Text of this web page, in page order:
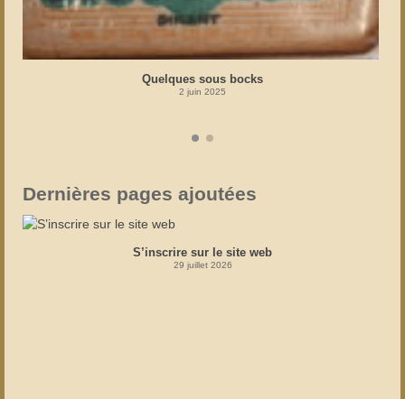
Quelques sous bocks
2 juin 2025
Dernières pages ajoutées
S’inscrire sur le site web
29 juillet 2026